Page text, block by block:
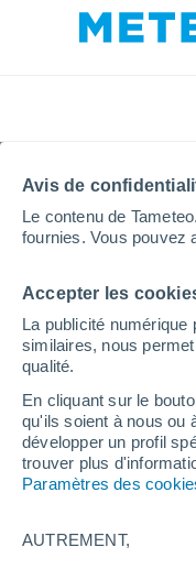
Avis de
Le contenu de
fournies. Vous pouvez
Accepter les
La publicité
similaires, nous
qualité.
En cliquant sur le
qu'ils soient à nous ou
développer un profil
trouver plus
Paramètres des
AUTREMENT,
Accueil
La
Toutes les
A - B C